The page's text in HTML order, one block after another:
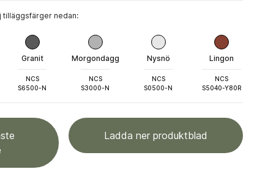
tilläggsfärger nedan:
Granit
NCS
S6500-N
Morgondagg
NCS
S3000-N
Nysnö
NCS
S0500-N
Lingon
NCS
S5040-Y80R
Ladda ner produktblad